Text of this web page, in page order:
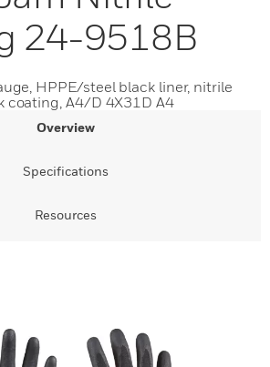
24-9518B
HPPE/steel black liner, nitrile
coating, A4/D 4X31D A4
Overview
Specifications
Resources